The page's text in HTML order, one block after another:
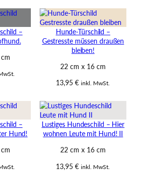
–
Hunde-Türschild –
Gestresste müssen draußen
bleiben!
22 cm x 16 cm
13,95€ inkl. MwSt.
–
Hund!
Lustiges Hundeschild – Hier
wohnen Leute mit Hund! II
22 cm x 16 cm
13,95€ inkl. MwSt.